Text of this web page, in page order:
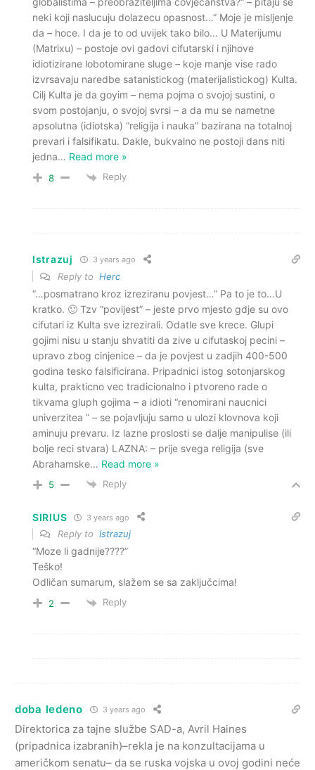
neki koji naslucuju dolazecu opasnost…” Moje je misljenje
da – hoce. I da je to od uvijek tako bilo… U Materijumu
(Matrixu) – postoje ovi gadovi cifutarski i njihove
idiotizirane lobotomirane sluge – koje manje vise rado
izvrsavaju naredbe satanistickog (materijalistickog) Kulta.
Cilj Kulta je da goyim – nema pojma o svojoj sustini, o
svom postojanju, o svojoj svrsi – a da mu se nametne
apsolutna (idiotska) “religija i nauka” bazirana na totalnoj
prevari i falsifikatu. Dakle, bukvalno ne postoji dans niti
jedna… Read more »
8 Reply
Istrazuj 3 years ago
Reply to Herc
“…posmatrano kroz izreziranu povjest…” Pa to je to…U
kratko. 🙂 Tzv “povijest” – jeste prvo mjesto gdje su ovo
cifutari iz Kulta sve izrezirali. Odatle sve krece. Glupi
gojimi nisu u stanju shvatiti da zive u cifutaskoj pecini –
upravo zbog cinjenice – da je povjest u zadjih 400-500
godina tesko falsificirana. Pripadnici istog sotonjarskog
kulta, prakticno vec tradicionalno i ptvoreno rade o
tikvama gluph gojima – a idioti “renomirani naucnici
univerzitea ” – se pojavljuju samo u ulozi klovnova koji
aminuju prevaru. Iz lazne proslosti se dalje manipulise (ili
bolje reci stvara) LAZNA: – prije svega religija (sve
Abrahamske… Read more »
5 Reply
SIRIUS 3 years ago
Reply to Istrazuj
“Moze li gadnije????”
Teško!
Odličan sumarum, slažem se sa zaključcima!
2 Reply
doba ledeno 3 years ago
Direktorica za tajne službe SAD-a, Avril Haines
(pripadnica izabranih)–rekla je na konzultacijama u
američkom senatu– da se ruska vojska u ovoj godini neće